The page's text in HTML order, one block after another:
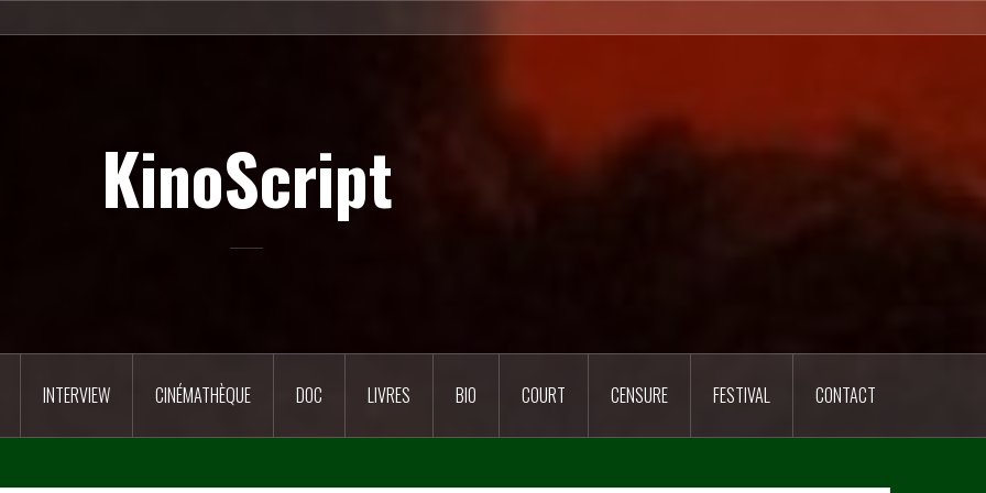
KinoScript
INTERVIEW CINÉMATHÈQUE DOC LIVRES BIO COURT CENSURE FESTIVAL CONTACT